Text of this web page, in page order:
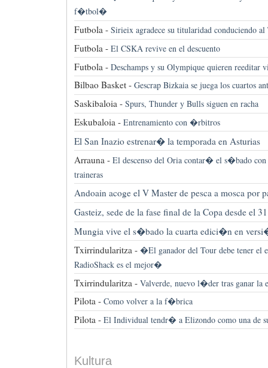
f�tbol�
Futbola - Sirieix agradece su titularidad conduciendo
Futbola - El CSKA revive en el descuento
Futbola - Deschamps y su Olympique quieren reeditar
Bilbao Basket - Gescrap Bizkaia se juega los cuartos
Saskibaloia - Spurs, Thunder y Bulls siguen en racha
Eskubaloia - Entrenamiento con �rbitros
El San Inazio estrenar� la temporada en Asturias
Arrauna - El descenso del Oria contar� el s�bado
traineras
Andoain acoge el V Master de pesca a mosca por
Gasteiz, sede de la fase final de la Copa desde el
Mungia vive el s�bado la cuarta edici�n en
Txirrindularitza - �El ganador del Tour debe tener
RadioShack es el mejor�
Txirrindularitza - Valverde, nuevo l�der tras ganar la
Pilota - Como volver a la f�brica
Pilota - El Individual tendr� a Elizondo como una de
Kultura